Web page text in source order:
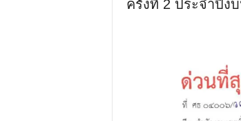
ครั้งที่ 2 ประจำปีง